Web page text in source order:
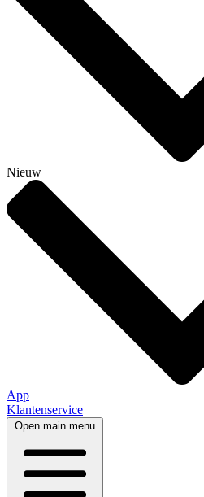
Nieuw
App
Klantenservice
Open main menu